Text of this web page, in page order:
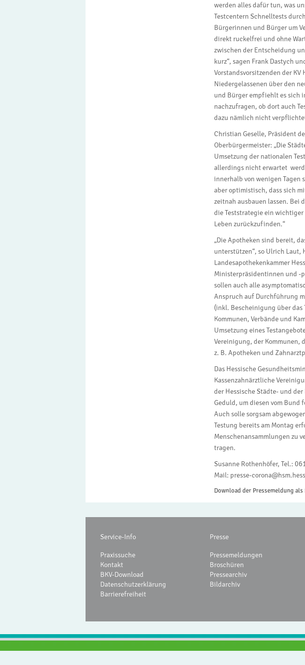
werden alles dafür tun, was
Testcentern Schnelltests
Bürgerinnen und Bürger um
direkt ruckelfrei und ohne
zwischen der Entscheidung
kurz“, sagen Frank Dastych
Vorstandsvorsitzenden der KV
Niedergelassenen über den
und Bürger empfiehlt es sich
nachzufragen, ob dort auch
dazu nämlich nicht
Christian Geselle, Präsident
Oberbürgermeister: „Die
Umsetzung der nationalen
allerdings nicht erwartet
innerhalb von wenigen Tagen
aber optimistisch, dass sich
zeitnah ausbauen lassen. Bei
die Teststrategie ein
Leben zurückzufinden.“
„Die Apotheken sind bereit,
unterstützen“, so Ulrich
Landesapothekenkammer
Ministerpräsidentinnen und -
sollen auch alle
Anspruch auf Durchführung
(inkl. Bescheinigung über das
Kommunen, Verbände und
Umsetzung eines
Vereinigung, der Kommunen,
z. B. Apotheken und
Das Hessische
Kassenzahnärztliche
der Hessische Städte- und
Geduld, um diesen vom Bund
Auch solle sorgsam
Testung bereits am Montag
Menschenansammlungen zu
tragen.
Susanne Rothenhöfer, Tel.:
Mail: presse-
Download der Pressemeldung als
Service-Info
Praxissuche
Kontakt
BKV-Download
Datenschutzerklärung
Barrierefreiheit
Presse
Pressemeldungen
Broschüren
Pressearchiv
Bildarchiv